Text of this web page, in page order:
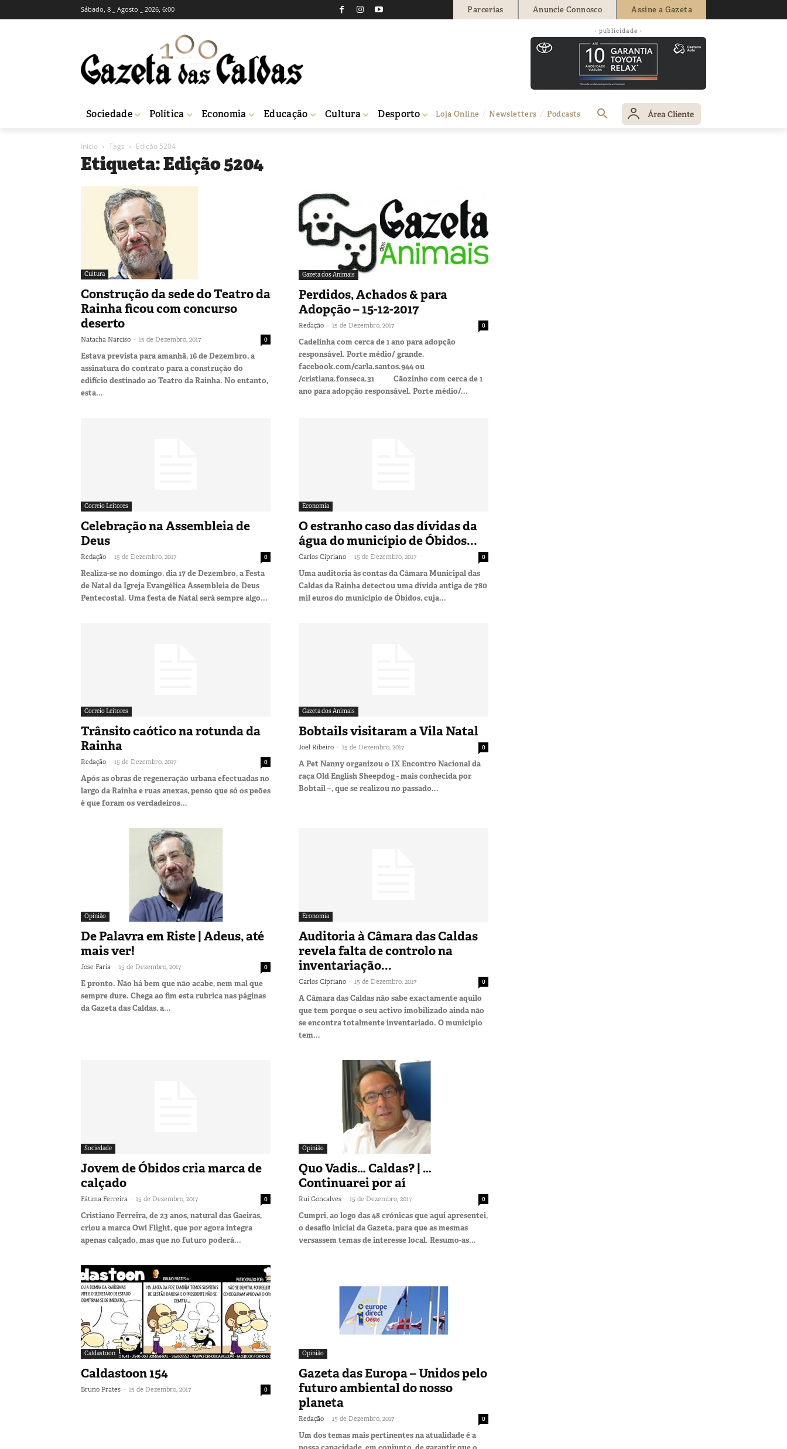
Sábado, 8 _ Agosto _ 2026, 6:00 Parcerias Anuncie Connosco Assine a Gazeta
- publicidade -
Sociedade Política Economia Educação Cultura Desporto Loja Online Newsletters Podcasts Área Cliente
Início Tags Edição 5204
Etiqueta: Edição 5204
Cultura
Construção da sede do Teatro da
Rainha ficou com concurso
deserto
Natacha Narciso - 15 de Dezembro, 2017 0
Estava prevista para amanhã, 16 de Dezembro, a
assinatura do contrato para a construção do
edifício destinado ao Teatro da Rainha. No entanto,
esta...
Gazeta dos Animais
Perdidos, Achados & para
Adopção – 15-12-2017
Redação - 15 de Dezembro, 2017 0
Cadelinha com cerca de 1 ano para adopção
responsável. Porte médio/ grande.
facebook.com/carla.santos.944 ou
/cristiana.fonseca.31 Cãozinho com cerca de 1
ano para adopção responsável. Porte médio/...
Correio Leitores
Celebração na Assembleia de
Deus
Redação - 15 de Dezembro, 2017 0
Realiza-se no domingo, dia 17 de Dezembro, a Festa
de Natal da Igreja Evangélica Assembleia de Deus
Pentecostal. Uma festa de Natal será sempre algo...
Economia
O estranho caso das dívidas da
água do município de Óbidos...
Carlos Cipriano - 15 de Dezembro, 2017 0
Uma auditoria às contas da Câmara Municipal das
Caldas da Rainha detectou uma dívida antiga de 780
mil euros do município de Óbidos, cuja...
Correio Leitores
Trânsito caótico na rotunda da
Rainha
Redação - 15 de Dezembro, 2017 0
Após as obras de regeneração urbana efectuadas no
largo da Rainha e ruas anexas, penso que só os peões
é que foram os verdadeiros...
Gazeta dos Animais
Bobtails visitaram a Vila Natal
Joel Ribeiro - 15 de Dezembro, 2017 0
A Pet Nanny organizou o IX Encontro Nacional da
raça Old English Sheepdog - mais conhecida por
Bobtail –, que se realizou no passado...
Opinião
De Palavra em Riste | Adeus, até
mais ver!
Jose Faria - 15 de Dezembro, 2017 0
E pronto. Não há bem que não acabe, nem mal que
sempre dure. Chega ao fim esta rubrica nas páginas
da Gazeta das Caldas, a...
Economia
Auditoria à Câmara das Caldas
revela falta de controlo na
inventariação...
Carlos Cipriano - 15 de Dezembro, 2017 0
A Câmara das Caldas não sabe exactamente aquilo
que tem porque o seu activo imobilizado ainda não
se encontra totalmente inventariado. O município
tem...
Sociedade
Jovem de Óbidos cria marca de
calçado
Fátima Ferreira - 15 de Dezembro, 2017 0
Cristiano Ferreira, de 23 anos, natural das Gaeiras,
criou a marca Owl Flight, que por agora integra
apenas calçado, mas que no futuro poderá...
Opinião
Quo Vadis… Caldas? | …
Continuarei por aí
Rui Goncalves - 15 de Dezembro, 2017 0
Cumpri, ao logo das 48 crónicas que aqui apresentei,
o desafio inicial da Gazeta, para que as mesmas
versassem temas de interesse local. Resumo-as...
Caldastoon
Caldastoon 154
Bruno Prates - 15 de Dezembro, 2017 0
Opinião
Gazeta das Europa – Unidos pelo
futuro ambiental do nosso
planeta
Redação - 15 de Dezembro, 2017 0
Um dos temas mais pertinentes na atualidade é a